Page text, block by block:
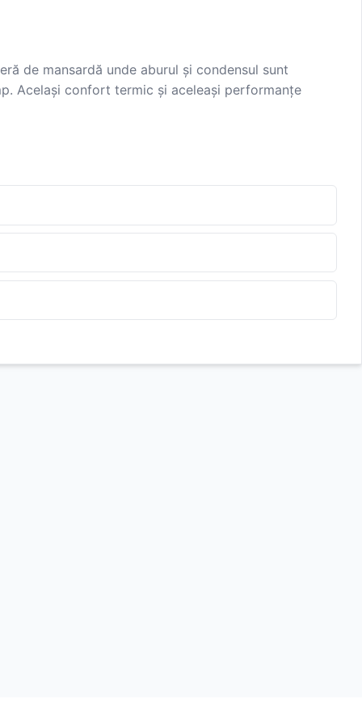
de mansardă unde aburul și condensul sunt
Același confort termic și aceleași performanțe